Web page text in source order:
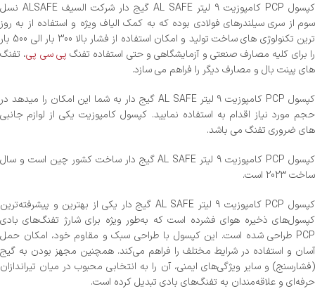
کپسول PCP کامپوزیت 9 لیتر AL SAFE گیج دار شرکت السیف ALSAFE نسل
سوم از سری سیلندرهای فولادی بوده که به کمک الیاف ویژه و استفاده از به روز
ترین تکنولوژی های ساخت تولید و امکان استفاده از فشار بالا 300 بار الی 500 بار
را برای کلیه مصارف صنعتی و آزمایشگاهی و حتی استفاده تفنگ پی سی پی، تفنگ
های پینت بال و مصارف دیگر را فراهم می سازد.
کپسول PCP کامپوزیت 9 لیتر AL SAFE گیج دار به شما این امکان را میدهد در
حجم مورد نیاز اقدام به استفاده نمایید. کپسول کامپوزیت یکی از لوازم جانبی
های ضروری تفنگ می باشد.
کپسول PCP کامپوزیت 9 لیتر AL SAFE گیج دار ساخت کشور چین است و سال
ساخت 2023 است.
کپسول PCP کامپوزیت 9 لیتر AL SAFE گیج دار یکی از بهترین و پیشرفته‌ترین
کپسول‌های ذخیره هوای فشرده است که به‌طور ویژه برای شارژ تفنگ‌های بادی
PCP طراحی شده است. این کپسول با طراحی سبک و مقاوم خود، امکان حمل
آسان و استفاده در شرایط مختلف را فراهم می‌کند. همچنین مجهز بودن به گیج
(فشارسنج) و سایر ویژگی‌های ایمنی، آن را به انتخابی محبوب در میان تیراندازان
حرفه‌ای و علاقه‌مندان به تفنگ‌های بادی تبدیل کرده است.